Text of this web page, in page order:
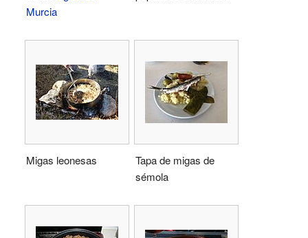
Murcia
Migas leonesas
Tapa de migas de
sémola